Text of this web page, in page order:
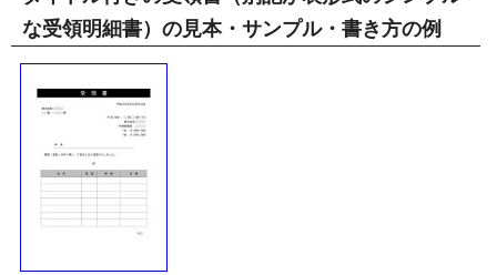
な受領明細書）の見本・サンプル・書き方の例